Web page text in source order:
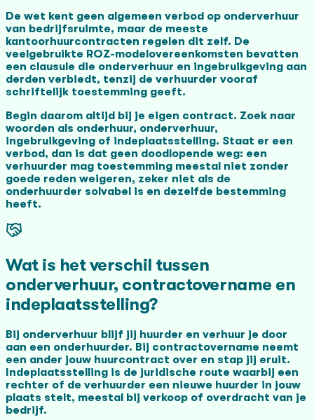
De wet kent geen algemeen verbod op onderverhuur
van bedrijfsruimte, maar de meeste
kantoorhuurcontracten regelen dit zelf. De
veelgebruikte ROZ-modelovereenkomsten bevatten
een clausule die onderverhuur en ingebruikgeving aan
derden verbiedt, tenzij de verhuurder vooraf
schriftelijk toestemming geeft.
Begin daarom altijd bij je eigen contract. Zoek naar
woorden als onderhuur, onderverhuur,
ingebruikgeving of indeplaatsstelling. Staat er een
verbod, dan is dat geen doodlopende weg: een
verhuurder mag toestemming meestal niet zonder
goede reden weigeren, zeker niet als de
onderhuurder solvabel is en dezelfde bestemming
heeft.
Wat is het verschil tussen
onderverhuur, contractovername en
indeplaatsstelling?
Bij onderverhuur blijf jij huurder en verhuur je door
aan een onderhuurder. Bij contractovername neemt
een ander jouw huurcontract over en stap jij eruit.
Indeplaatsstelling is de juridische route waarbij een
rechter of de verhuurder een nieuwe huurder in jouw
plaats stelt, meestal bij verkoop of overdracht van je
bedrijf.